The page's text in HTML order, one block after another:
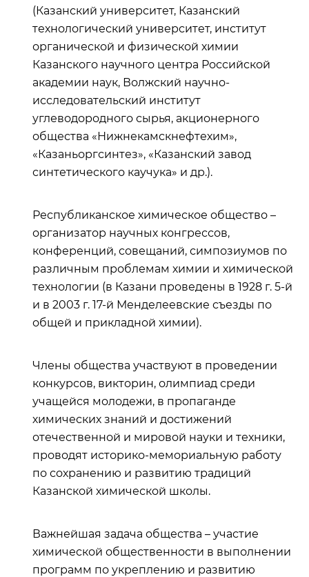
(Казанский университет, Казанский
технологический университет, институт
органической и физической химии
Казанского научного центра Российской
академии наук, Волжский научно-
исследовательский институт
углеводородного сырья, акционерного
общества «Нижнекамскнефтехим»,
«Казаньоргсинтез», «Казанский завод
синтетического каучука» и др.).
Республиканское химическое общество –
организатор научных конгрессов,
конференций, совещаний, симпозиумов по
различным проблемам химии и химической
технологии (в Казани проведены в 1928 г. 5-й
и в 2003 г. 17-й Менделеевские съезды по
общей и прикладной химии).
Члены общества участвуют в проведении
конкурсов, викторин, олимпиад среди
учащейся молодежи, в пропаганде
химических знаний и достижений
отечественной и мировой науки и техники,
проводят историко-мемориальную работу
по сохранению и развитию традиций
Казанской химической школы.
Важнейшая задача общества – участие
химической общественности в выполнении
программ по укреплению и развитию